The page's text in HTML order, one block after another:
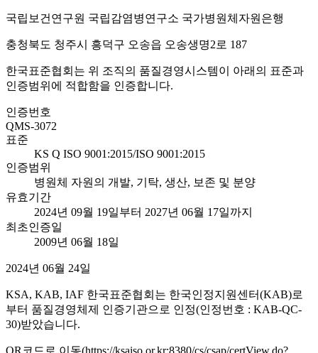
국립보건연구원 국립감염병연구소 국가병원체자원은행
충청북도 청주시 흥덕구 오송읍 오송생명2로 187
한국표준협회는 위 조직의 품질경영시스템이 아래의 표준과
인증범위에 적합함을 인증합니다.
인증번호
QMS-3072
표준
KS Q ISO 9001:2015/ISO 9001:2015
인증범위
병원체 자원의 개발, 기탁, 생산, 보존 및 분양
유효기간
2024년 09월 19일부터 2027년 06월 17일까지
최초인증일
2009년 06월 18일
2024년 06월 24일
KSA, KAB, IAF 한국표준협회는 한국인정지원센터(KAB)로
부터 품질경영체제 인증기관으로 인정(인정번호 : KAB-QC-
30)받았습니다.
QR코드로 이동(https://ksaiso.or.kr:8380/cs/csap/certView.do?